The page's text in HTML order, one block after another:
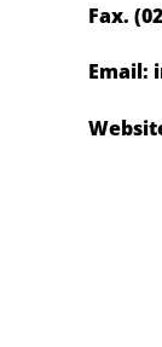
Fax.
Email: